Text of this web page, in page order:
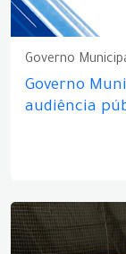
Governo
Governo
audiência